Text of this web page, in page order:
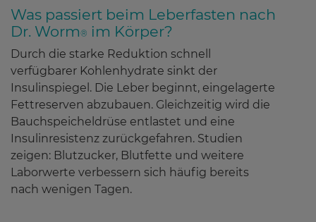
Was passiert beim Leberfasten nach
Dr. Worm® im Körper?
Durch die starke Reduktion schnell
verfügbarer Kohlenhydrate sinkt der
Insulinspiegel. Die Leber beginnt, eingelagerte
Fettreserven abzubauen. Gleichzeitig wird die
Bauchspeicheldrüse entlastet und eine
Insulinresistenz zurückgefahren. Studien
zeigen: Blutzucker, Blutfette und weitere
Laborwerte verbessern sich häufig bereits
nach wenigen Tagen.